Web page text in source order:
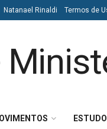
Natanael Rinaldi Termos de